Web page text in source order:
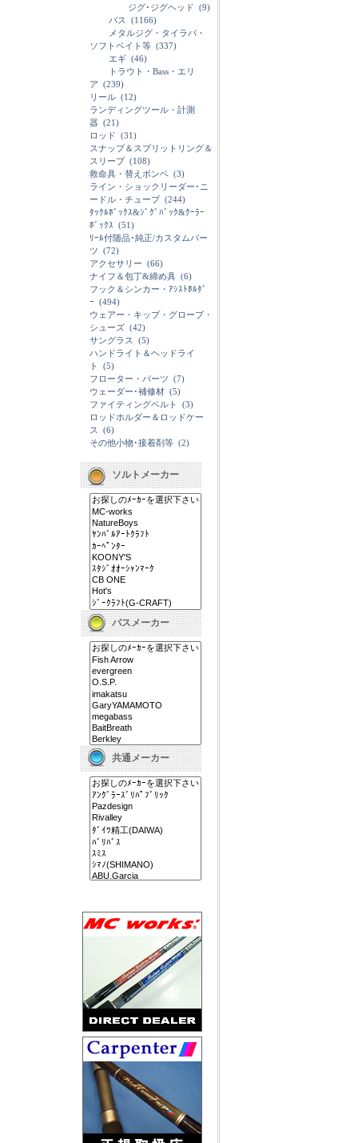
ジグ･ジグヘッド (9)
バス
(1166)
メタルジグ・タイラバ・
ソフトベイト等 (337)
エギ (46)
トラウト・Bass・エリ
ア (239)
リール (12)
ランディングツール・計測
器 (21)
ロッド (31)
スナップ＆スプリットリング＆
スリーブ (108)
救命具・替えボンベ (3)
ライン・ショックリーダー･ニ
ードル・チューブ (244)
ﾀｯｸﾙﾎﾞｯｸｽ&ｼﾞｸﾞﾊﾞｯｸ&ｸｰﾗｰ
ﾎﾞｯｸｽ (51)
ﾘｰﾙ付随品･純正/カスタムパー
ツ (72)
アクセサリー (66)
ナイフ＆包丁&締め具 (6)
フック＆シンカー・ｱｼｽﾄﾎﾙﾀﾞ
ｰ (494)
ウェアー・キップ・グローブ・
シューズ (42)
サングラス
(5)
ハンドライト＆ヘッドライ
ト
(5)
フローター・パーツ (7)
ウェーダー･補修材 (5)
ファイティングベルト
(3)
ロッドホルダー＆ロッドケー
ス
(6)
その他小物･接着剤等 (2)
ソルトメーカー
バスメーカー
共通メーカー